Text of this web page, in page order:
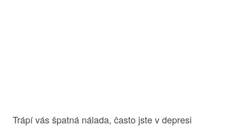
Trápí vás špatná nálada, často jste v depresi